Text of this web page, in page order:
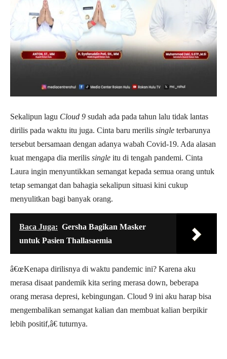
Sekalipun lagu Cloud 9 sudah ada pada tahun lalu tidak lantas
dirilis pada waktu itu juga. Cinta baru merilis single terbarunya
tersebut bersamaan dengan adanya wabah Covid-19. Ada alasan
kuat mengapa dia merilis single itu di tengah pandemi. Cinta
Laura ingin menyuntikkan semangat kepada semua orang untuk
tetap semangat dan bahagia sekalipun situasi kini cukup
menyulitkan bagi banyak orang.
Baca Juga: Gersha Bagikan Masker
untuk Pasien Thallasaemia
â€œKenapa dirilisnya di waktu pandemic ini? Karena aku
merasa disaat pandemik kita sering merasa down, beberapa
orang merasa depresi, kebingungan. Cloud 9 ini aku harap bisa
mengembalikan semangat kalian dan membuat kalian berpikir
lebih positif,â€ tuturnya.